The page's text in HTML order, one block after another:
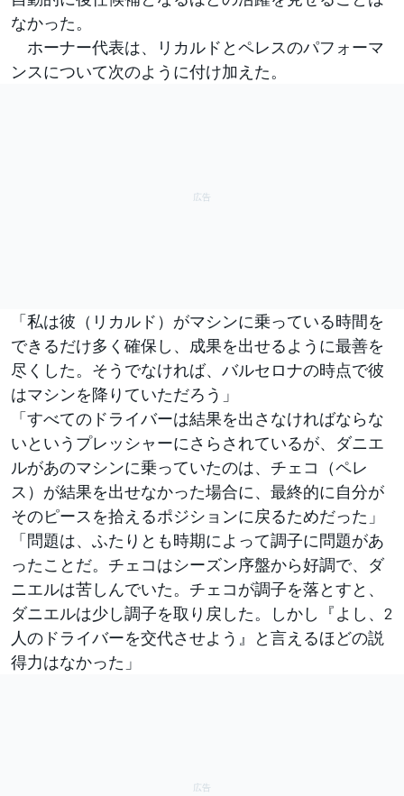
なかった。
ホーナー代表は、リカルドとペレスのパフォーマ
ンスについて次のように付け加えた。
「私は彼（リカルド）がマシンに乗っている時間を
できるだけ多く確保し、成果を出せるように最善を
尽くした。そうでなければ、バルセロナの時点で彼
はマシンを降りていただろう」
「すべてのドライバーは結果を出さなければならな
いというプレッシャーにさらされているが、ダニエ
ルがあのマシンに乗っていたのは、チェコ（ペレ
ス）が結果を出せなかった場合に、最終的に自分が
そのピースを拾えるポジションに戻るためだった」
「問題は、ふたりとも時期によって調子に問題があ
ったことだ。チェコはシーズン序盤から好調で、ダ
ニエルは苦しんでいた。チェコが調子を落とすと、
ダニエルは少し調子を取り戻した。しかし『よし、2
人のドライバーを交代させよう』と言えるほどの説
得力はなかった」